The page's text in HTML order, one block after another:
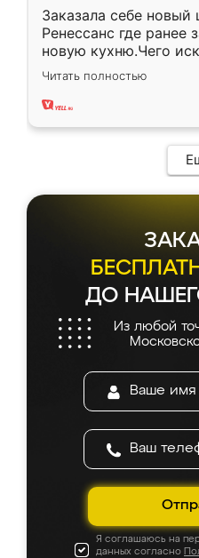
Заказала себе новый
Ренессанс где ранее
новую кухню.Чего
вполне довольна.
два года, нареканий
Читать полностью
ДО
Из любой
Я соглашаюсь на
данных согласно